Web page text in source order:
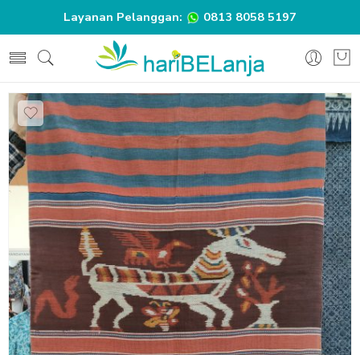
Layanan Pelanggan: 0813 8058 5197